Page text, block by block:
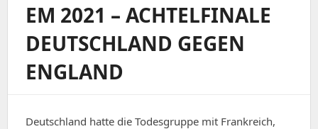
EM 2021 – ACHTELFINALE
DEUTSCHLAND GEGEN
ENGLAND
Deutschland hatte die Todesgruppe mit Frankreich,